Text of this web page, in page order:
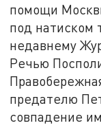
помощи
под натиском
недавнему
Речью
предателю
совпадение